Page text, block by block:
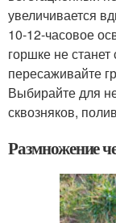
увеличивается
10-12-часовое
горшке не
пересаживайте
Выбирайте для
сквозняков,
Размножение